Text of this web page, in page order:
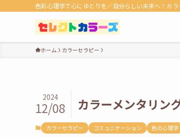
色彩心理学で心にゆとりを／自分らしい未来へ！カ
ホーム カラーセラピー
カラーメンタリン
2024
12/08
カラーセラピー コミュニケーション 色の心理学